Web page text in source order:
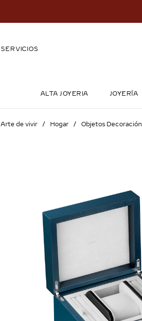
SERVICIOS
ALTA JOYERIA JOYERÍA
Arte de vivir Hogar Objetos Decoración